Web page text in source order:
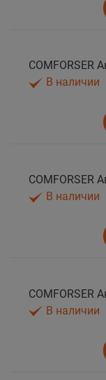
В наличии
В наличии
В наличии